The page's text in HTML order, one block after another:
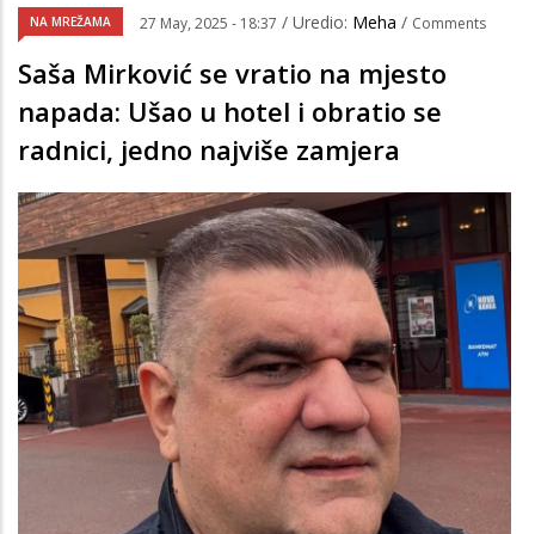
NA MREŽAMA 27 May, 2025 - 18:37 / Uredio: Meha / Comments
Saša Mirković se vratio na mjesto
napada: Ušao u hotel i obratio se
radnici, jedno najviše zamjera